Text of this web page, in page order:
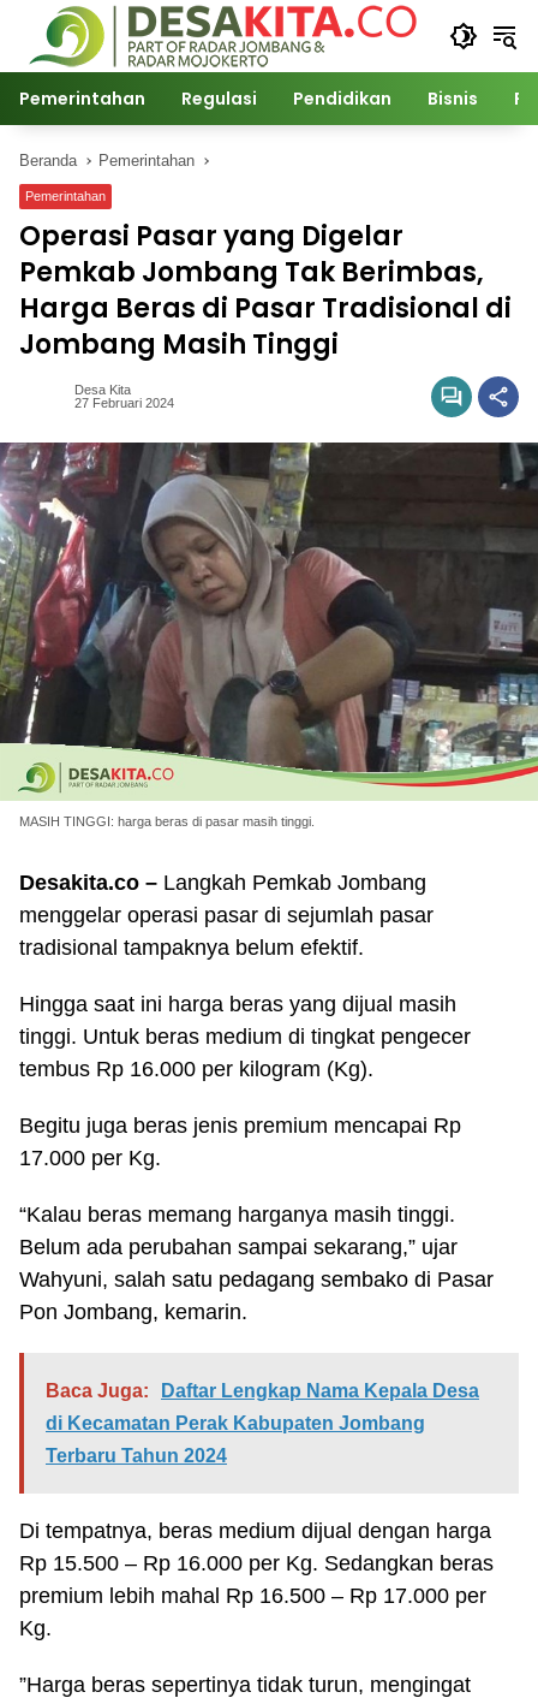
Langsung
konten
Pemerintahan Regulasi Pendidikan Bisnis
Beranda Pemerintahan
Pemerintahan
Operasi Pasar yang Digelar
Pemkab Jombang Tak Berimbas,
Harga Beras di Pasar Tradisional di
Jombang Masih Tinggi
Desa Kita
27 Februari 2024
MASIH TINGGI: harga beras di pasar masih tinggi.
Desakita.co – Langkah Pemkab Jombang
menggelar operasi pasar di sejumlah pasar
tradisional tampaknya belum efektif.
Hingga saat ini harga beras yang dijual masih
tinggi. Untuk beras medium di tingkat pengecer
tembus Rp 16.000 per kilogram (Kg).
Begitu juga beras jenis premium mencapai Rp
17.000 per Kg.
“Kalau beras memang harganya masih tinggi.
Belum ada perubahan sampai sekarang,” ujar
Wahyuni, salah satu pedagang sembako di Pasar
Pon Jombang, kemarin.
Baca Juga:
Daftar Lengkap Nama Kepala Desa
di Kecamatan Perak Kabupaten Jombang
Terbaru Tahun 2024
Di tempatnya, beras medium dijual dengan harga
Rp 15.500 – Rp 16.000 per Kg. Sedangkan beras
premium lebih mahal Rp 16.500 – Rp 17.000 per
Kg.
”Harga beras sepertinya tidak turun, mengingat